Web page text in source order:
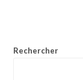
Rechercher